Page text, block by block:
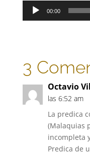
Reproductor
00:00
3
Octavio
las 6:52 am
La predica
(Malaquias
incompleta
Predica de